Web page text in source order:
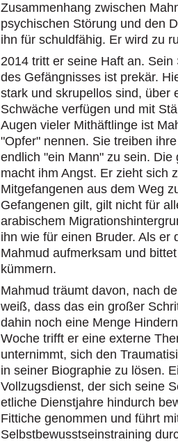
Zusammenhang zwischen
psychischen Störung und den
ihn für schuldfähig. Er wird zu
2014 tritt er seine Haft an.
des Gefängnisses ist prekär.
stark und skrupellos sind, über
Schwäche verfügen und mit
Augen vieler Mithäftlinge ist
"Opfer" nennen. Sie treiben
endlich "ein Mann" zu sein.
macht ihm Angst. Er zieht sich
Mitgefangenen aus dem Weg
Gefangenen gilt, gilt nicht für
arabischem
ihn wie für einen Bruder. Als er
Mahmud aufmerksam und
kümmern.
Mahmud träumt davon, nach
weiß, dass das ein großer
dahin noch eine Menge
Woche trifft er eine externe
unternimmt, sich den
in seiner Biographie zu lösen.
Vollzugsdienst, der sich seine
etliche Dienstjahre hindurch
Fittiche genommen und führt
Selbstbewusstseinstraining